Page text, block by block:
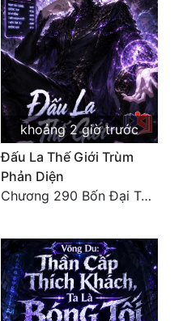
khoảng 2 giờ trước
Đấu La Thế Giới Trùm
Phản Diện
Chương 290 Bốn Đại Tông Môn Đơn Thuộc Tính Vô Cùng Thê Lương